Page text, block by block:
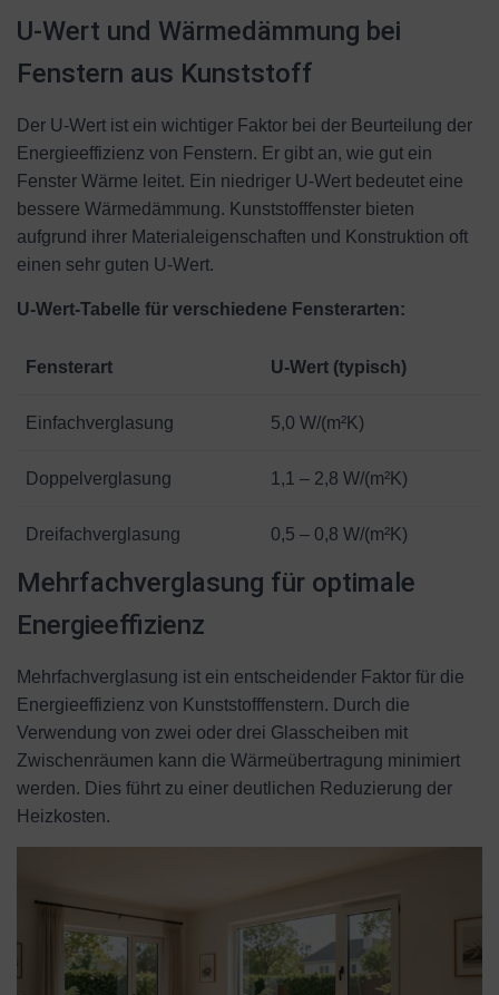
U-Wert und Wärmedämmung bei
Fenstern aus Kunststoff
Der U-Wert ist ein wichtiger Faktor bei der Beurteilung der
Energieeffizienz von Fenstern. Er gibt an, wie gut ein
Fenster Wärme leitet. Ein niedriger U-Wert bedeutet eine
bessere Wärmedämmung. Kunststofffenster bieten
aufgrund ihrer Materialeigenschaften und Konstruktion oft
einen sehr guten U-Wert.
U-Wert-Tabelle für verschiedene Fensterarten:
Fensterart U-Wert (typisch)
Einfachverglasung 5,0 W/(m²K)
Doppelverglasung 1,1 – 2,8 W/(m²K)
Dreifachverglasung 0,5 – 0,8 W/(m²K)
Mehrfachverglasung für optimale
Energieeffizienz
Mehrfachverglasung ist ein entscheidender Faktor für die
Energieeffizienz von Kunststofffenstern. Durch die
Verwendung von zwei oder drei Glasscheiben mit
Zwischenräumen kann die Wärmeübertragung minimiert
werden. Dies führt zu einer deutlichen Reduzierung der
Heizkosten.